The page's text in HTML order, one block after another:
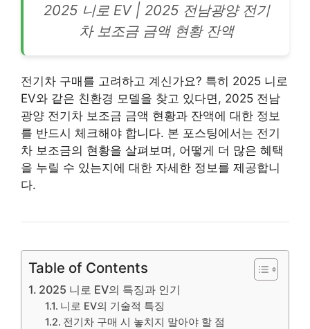
2025 니로 EV | 2025 전남광양 전기
차보조금 금액 현황 잔액
전기차 구매를 고려하고 계신가요? 특히 2025 니로
EV와 같은 친환경 모델을 찾고 있다면, 2025 전남
광양 전기차 보조금 금액 현황과 잔액에 대한 정보
를 반드시 체크해야 합니다. 본 포스팅에서는 전기
차 보조금의 현황을 살펴보며, 어떻게 더 많은 혜택
을 누릴 수 있는지에 대한 자세한 정보를 제공합니
다.
Table of Contents
2025 니로 EV의 특징과 인기
니로 EV의 기술적 특징
전기차 구매 시 놓치지 말아야 할 점